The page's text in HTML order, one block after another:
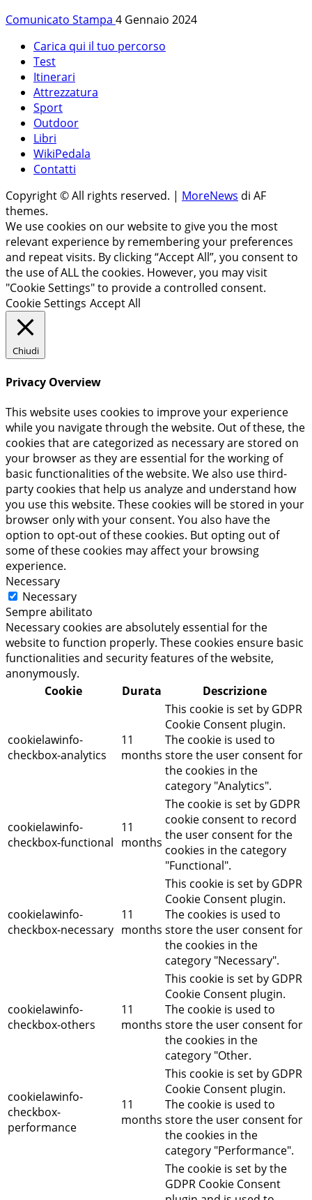
Comunicato Stampa 4 Gennaio 2024
Carica qui il tuo percorso
Test
Itinerari
Attrezzatura
Sport
Outdoor
Libri
WikiPedala
Contatti
Copyright © All rights reserved. | MoreNews di AF
themes.
We use cookies on our website to give you the most
relevant experience by remembering your preferences
and repeat visits. By clicking “Accept All”, you consent to
the use of ALL the cookies. However, you may visit
"Cookie Settings" to provide a controlled consent.
Cookie Settings Accept All
Chiudi
Privacy Overview
This website uses cookies to improve your experience
while you navigate through the website. Out of these, the
cookies that are categorized as necessary are stored on
your browser as they are essential for the working of
basic functionalities of the website. We also use third-
party cookies that help us analyze and understand how
you use this website. These cookies will be stored in your
browser only with your consent. You also have the
option to opt-out of these cookies. But opting out of
some of these cookies may affect your browsing
experience.
Necessary
Necessary
Sempre abilitato
Necessary cookies are absolutely essential for the
website to function properly. These cookies ensure basic
functionalities and security features of the website,
anonymously.
Cookie
Durata Descrizione
cookielawinfo-
checkbox-analytics
11
months
This cookie is set by GDPR
Cookie Consent plugin.
The cookie is used to
store the user consent for
the cookies in the
category "Analytics".
cookielawinfo-
checkbox-functional
11
months
The cookie is set by GDPR
cookie consent to record
the user consent for the
cookies in the category
"Functional".
cookielawinfo-
checkbox-necessary
11
months
This cookie is set by GDPR
Cookie Consent plugin.
The cookies is used to
store the user consent for
the cookies in the
category "Necessary".
cookielawinfo-
checkbox-others
11
months
This cookie is set by GDPR
Cookie Consent plugin.
The cookie is used to
store the user consent for
the cookies in the
category "Other.
cookielawinfo-
checkbox-
performance
11
months
This cookie is set by GDPR
Cookie Consent plugin.
The cookie is used to
store the user consent for
the cookies in the
category "Performance".
The cookie is set by the
GDPR Cookie Consent